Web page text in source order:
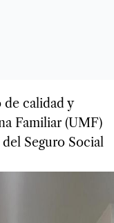
calidad y
Familiar (UMF)
Seguro Social